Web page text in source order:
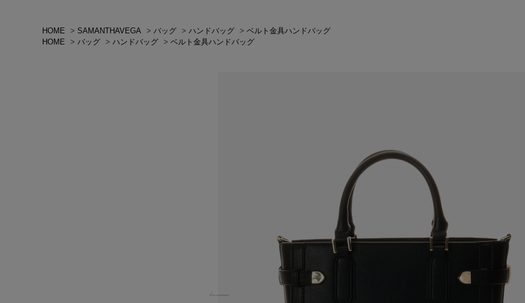
HOME > SAMANTHAVEGA > バッグ > ハンドバッグ > ベルト金具ハンドバッグ
HOME
> バッグ > ハンドバッグ > ベルト金具ハンドバッグ